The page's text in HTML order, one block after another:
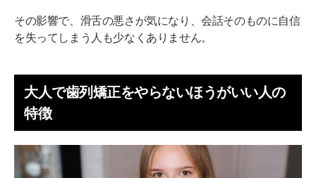
その影響で、滑舌の悪さが気になり、会話そのものに自信
を失ってしまう人も少なくありません。
大人で歯列矯正をやらないほうがいい人の
特徴